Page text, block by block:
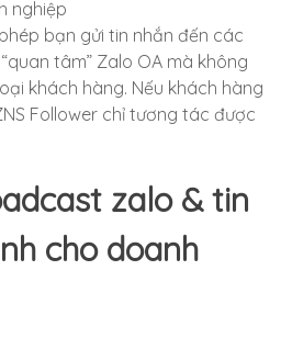
nghiệp
bạn gửi tin nhắn đến các
tâm” Zalo OA mà không
khách hàng. Nếu khách hàng
Follower chỉ tương tác được
zalo & tin
cho doanh